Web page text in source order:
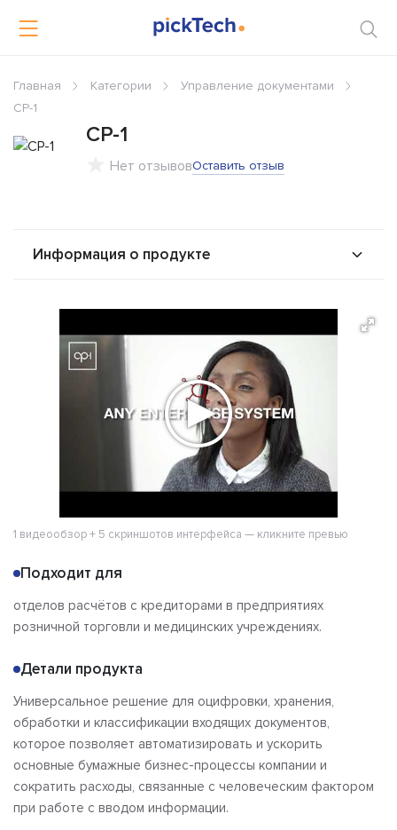
Главная Категории
Управление документами
CP-1
CP-1
Нет отзывовОставить отзыв
Информация о продукте
Отзывы
1 видеообзор + 5 скриншотов интерфейса — кликните превью
Подходит для
отделов расчётов с кредиторами в предприятиях
розничной торговли и медицинских учреждениях.
Детали продукта
Универсальное решение для оцифровки, хранения,
обработки и классификации входящих документов,
которое позволяет автоматизировать и ускорить
основные бумажные бизнес-процессы компании и
сократить расходы, связанные с человеческим фактором
при работе с вводом информации.